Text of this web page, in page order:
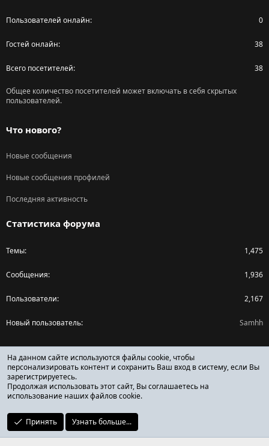
Пользователей онлайн 0
Гостей онлайн 38
Всего посетителей 38
Общее количество посетителей может включать в себя скрытых
пользователей.
Что нового?
Новые сообщения
Новые сообщения профилей
Последняя активность
Статистика форума
Темы 1,475
Сообщения 1,936
Пользователи 2,167
Новый пользователь Samhh
Поделиться страницей
Facebook
X (Twitter)
Reddit
ОТЗЫВЫ ОНЛАЙН ФОРУМ
На данном сайте используются файлы cookie, чтобы
персонализировать контент и сохранить Ваш вход в систему, если Вы
зарегистрируетесь.
Продолжая использовать этот сайт, Вы соглашаетесь на
использование наших файлов cookie.
Принять Узнать больше...